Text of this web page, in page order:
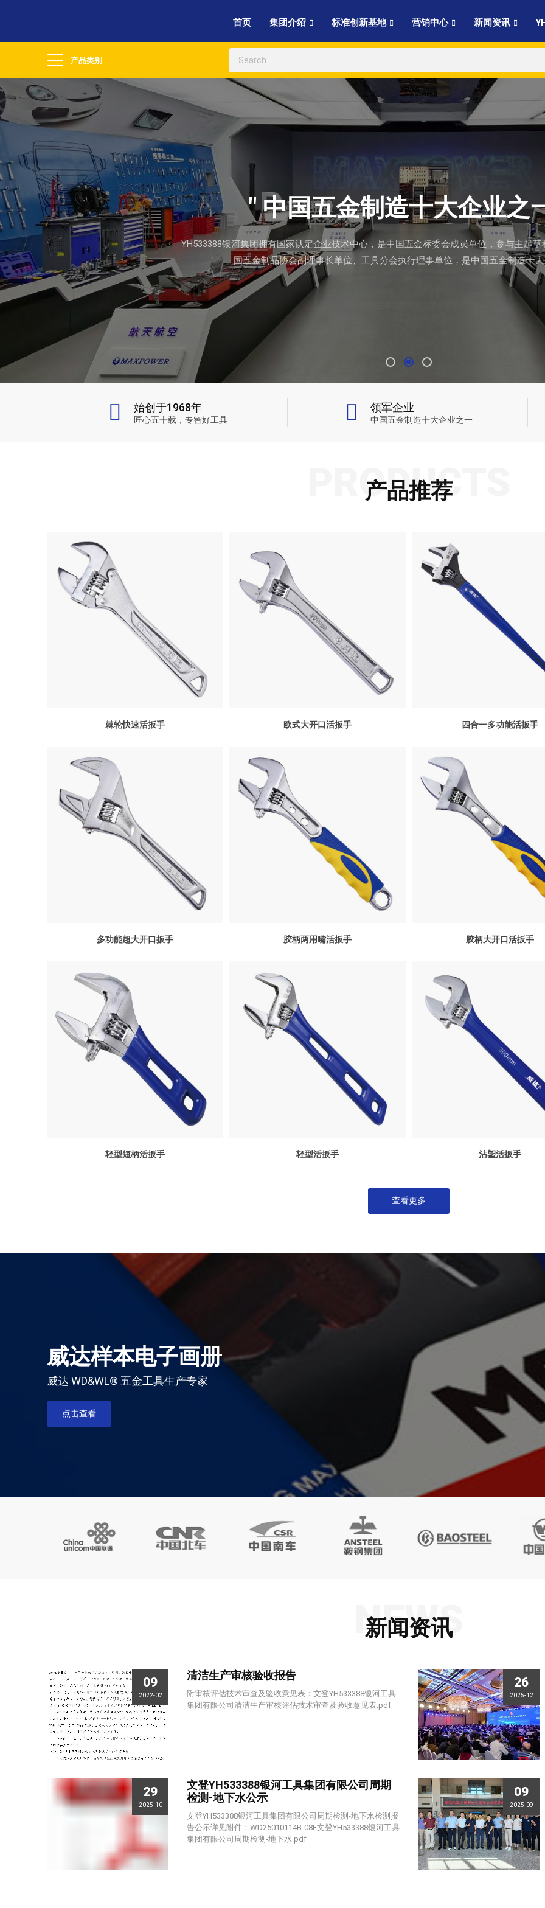
首页 集团介绍 标准创新基地 营销中心 新闻资讯
产品类别
" 中国五金制造十大企业之
YH533388银河集团拥有国家认定企业技术中心，是中国五金标委会成员单位，参与主起草
国五金制品协会副理事长单位、工具分会执行理事单位，是中国五金制造十大
始创于1968年
匠心五十载，专智好工具
领军企业
中国五金制造十大企业之一
产品推荐
PRODUCTS
棘轮快速活扳手 欧式大开口活扳手 四合一多功能活扳手
多功能超大开口扳手 胶柄两用嘴活扳手 胶柄大开口活扳手
轻型短柄活扳手 轻型活扳手 沾塑活扳手
查看更多
威达样本电子画册
威达 WD&WL® 五金工具生产专家
点击查看
新闻资讯
NEWS
09
2022-02
清洁生产审核验收报告
附审核评估技术审查及验收意见表：文登YH533388银河工具
集团有限公司清洁生产审核评估技术审查及验收意见表.pdf
26
2025-12
29
2025-10
文登YH533388银河工具集团有限公司周期
检测-地下水公示
文登YH533388银河工具集团有限公司周期检测-地下水检测报
告公示详见附件：WD25010114B-08F文登YH533388银河工具
集团有限公司周期检测-地下水.pdf
09
2025-09